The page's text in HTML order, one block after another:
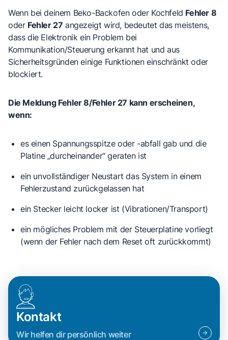
Wenn bei deinem Beko-Backofen oder Kochfeld Fehler 8
oder Fehler 27 angezeigt wird, bedeutet das meistens,
dass die Elektronik ein Problem bei
Kommunikation/Steuerung erkannt hat und aus
Sicherheitsgründen einige Funktionen einschränkt oder
blockiert.
Die Meldung Fehler 8/Fehler 27 kann erscheinen,
wenn:
es einen Spannungsspitze oder -abfall gab und die
Platine „durcheinander“ geraten ist
ein unvollständiger Neustart das System in einem
Fehlerzustand zurückgelassen hat
ein Stecker leicht locker ist (Vibrationen/Transport)
ein mögliches Problem mit der Steuerplatinevorliegt
(wenn der Fehler nach dem Reset oft zurückkommt)
Kontakt
Wir helfen dir persönlich weiter